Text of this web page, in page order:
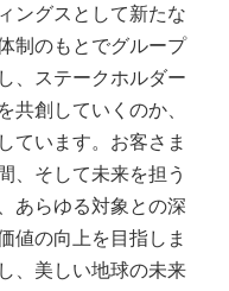
ングスとして新たな
制のもとでグループ
、ステークホルダー
共創していくのか、
ています。お客さま
、そして未来を担う
あらゆる対象との深
値の向上を目指しま
、美しい地球の未来